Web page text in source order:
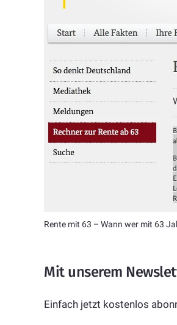
Rente mit 63 – Wann wer mit 63
Mit unserem
Einfach jetzt kostenlos